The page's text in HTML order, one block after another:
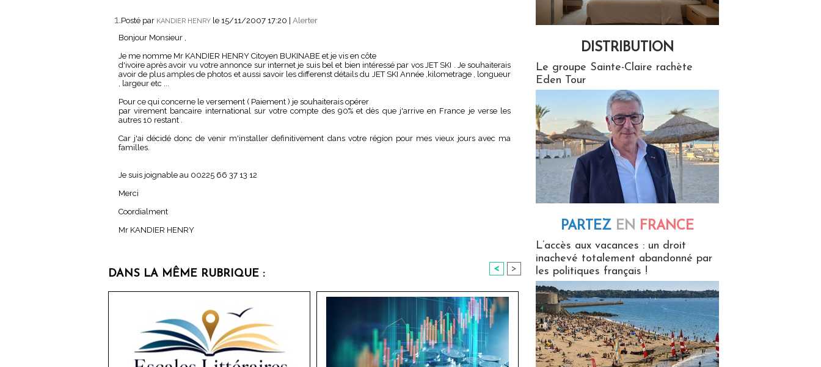
1.Posté par KANDIER HENRY le 15/11/2007 17:20
Alerter
Bonjour Monsieur ,
Je me nomme Mr KANDIER HENRY Citoyen BUKINABE et je vis en côte
d'ivoire après avoir vu votre annonce sur internet je suis bel et bien intéressé par vos JET SKI . Je souhaiterais
avoir de plus amples de photos et aussi savoir les differenst détails du JET SKI Année ,kilometrage , longueur
, largeur etc ...
Pour ce qui concerne le versement ( Paiement ) je souhaiterais opérer
par virement bancaire international sur votre compte des 90% et dès que j'arrive en France je verse les
autres 10 restant .
Car j'ai décidé donc de venir m'installer definitivement dans votre région pour mes vieux jours avec ma
familles.
Je suis joignable au 00225 66 37 13 12
Merci
Coordialment
Mr KANDIER HENRY
DANS LA MÊME RUBRIQUE : < >
DISTRIBUTION
Le groupe Sainte-Claire rachète
Eden Tour
PARTEZ EN FRANCE
L’accès aux vacances : un droit
inachevé totalement abandonné par
les politiques français !